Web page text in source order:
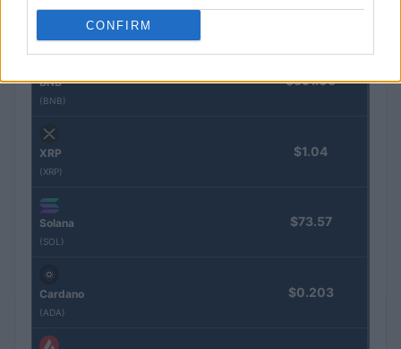
CONFIRM
Ethereum $1,915.53
BNB
(BNB)
$591.06
XRP
(XRP)
$1.04
Solana
(SOL)
$73.57
Cardano
(ADA)
$0.203